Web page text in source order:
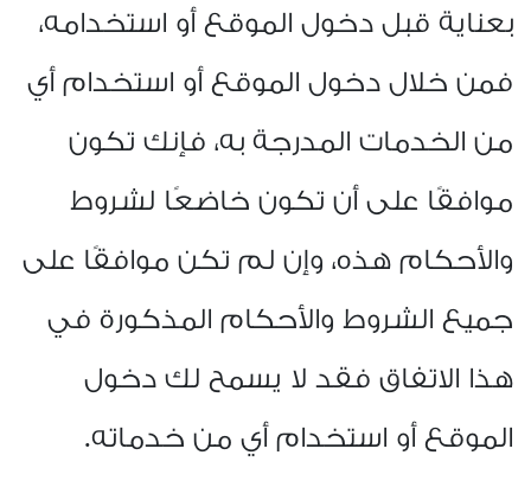
بعناية قبل دخول الموقع أو استخدامه،
فمن خلال دخول الموقع أو استخدام أي
من الخدمات المدرجة به، فإنك تكون
موافقًا على أن تكون خاضعًا لشروط
والأحكام هذه، وإن لم تكن موافقًا على
جميع الشروط والأحكام المذكورة في
هذا الاتفاق فقد لا يسمح لك دخول
الموقع أو استخدام أي من خدماته.